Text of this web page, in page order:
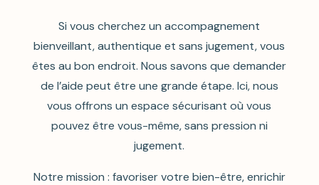
Si vous cherchez un accompagnement
bienveillant, authentique et sans jugement, vous
êtes au bon endroit. Nous savons que demander
de l’aide peut être une grande étape. Ici, nous
vous offrons un espace sécurisant où vous
pouvez être vous-même, sans pression ni
jugement.
Notre mission : favoriser votre bien-être, enrichir